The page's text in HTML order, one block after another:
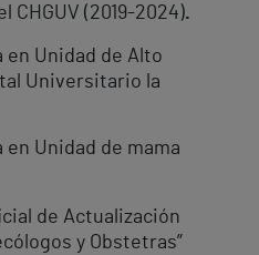
CHGUV (2019-2024).
en Unidad de Alto
Universitario la
Unidad de mama
de Actualización
y Obstetras”